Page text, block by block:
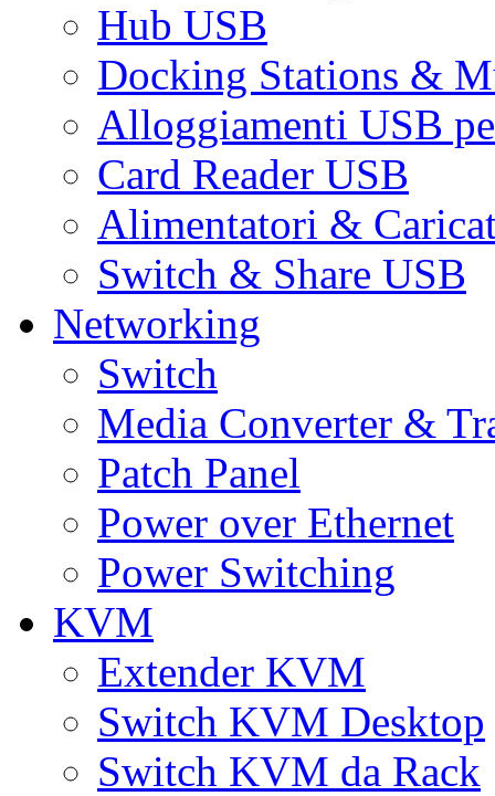
Hub USB
Docking Stations &
Alloggiamenti USB
Card Reader USB
Alimentatori &
Switch & Share USB
Networking
Switch
Media Converter &
Patch Panel
Power over Ethernet
Power Switching
KVM
Extender KVM
Switch KVM Desktop
Switch KVM da Rack